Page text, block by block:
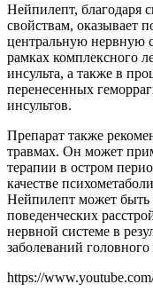
Нейпилепт, благодаря
свойствам, оказывает
центральную нервную
рамках комплексного
инсульта, а также в
перенесенных
инсультов.
Препарат также
травмах. Он может
терапии в остром
качестве
Нейпилепт может
поведенческих
нервной системе в
заболеваний головного
https://